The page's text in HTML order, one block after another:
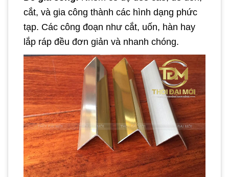
cắt, và gia công thành các hình dạng phức
tạp. Các công đoạn như cắt, uốn, hàn hay
lắp ráp đều đơn giản và nhanh chóng.